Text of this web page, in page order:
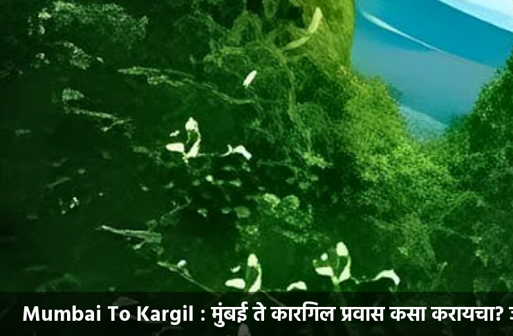
Mumbai To Kargil : मुंबई ते कारगिल प्रवास कसा करायचा?